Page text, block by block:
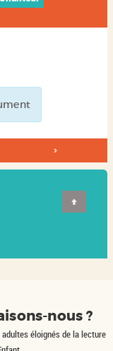
nous ?
adultes éloignés de la lecture